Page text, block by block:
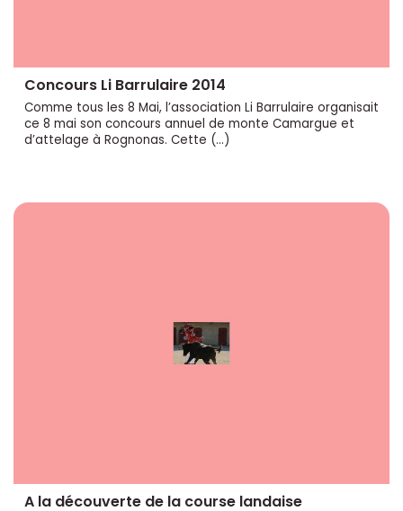
Concours Li Barrulaire 2014
Comme tous les 8 Mai, l’association Li Barrulaire organisait
ce 8 mai son concours annuel de monte Camargue et
d’attelage à Rognonas. Cette (…)
A la découverte de la course landaise